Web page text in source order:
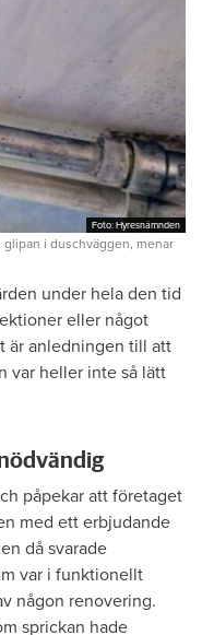
Foto: Hyresnämnden
Foto: Hyresnämnden
i duschväggen, menar
under hela den tid
eller något
är anledningen till att
var heller inte så lätt
påpekar att företaget
med ett erbjudande
då svarade
var i funktionellt
någon renovering.
sprickan hade